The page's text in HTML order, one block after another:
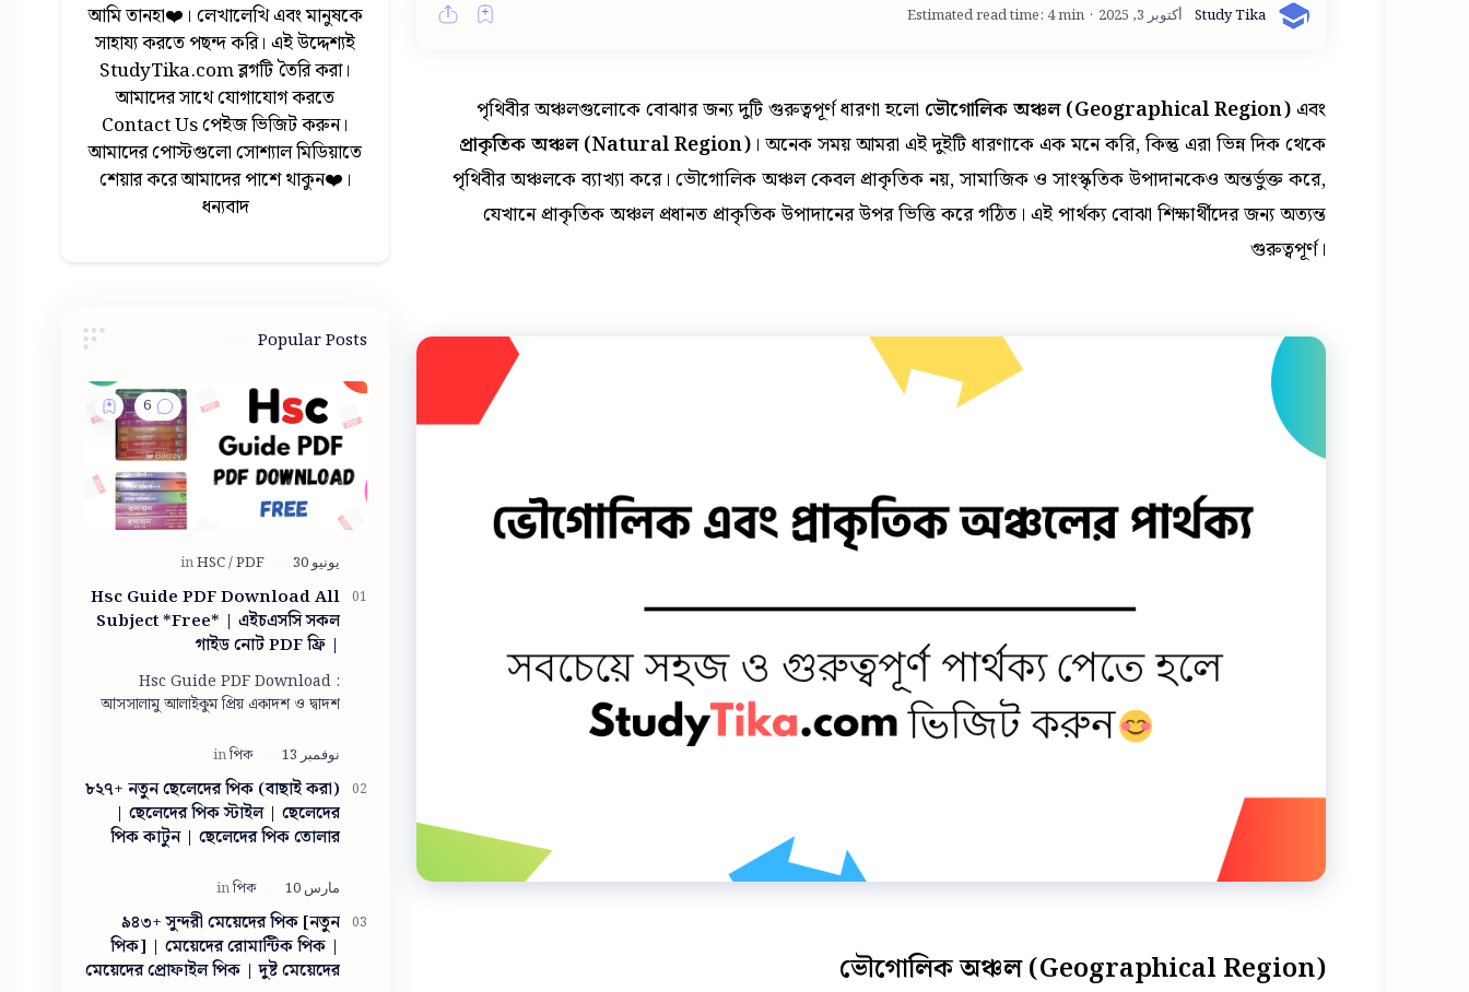
Estimated read time: 4 min
পৃথিবীর অঞ্চলগুলোকে বোঝার জন্য দুটি গুরুত্বপূর্ণ ধারণা হলো ভৌগোলিক অঞ্চল (Geographical Region)এবং
প্রাকৃতিক অঞ্চল (Natural Region) । অনেক সময় আমরা এই দুইটি ধারণাকে এক মনে করি, কিন্তু এরা ভিন্ন দিক থেকে
পৃথিবীর অঞ্চলকে ব্যাখ্যা করে। ভৌগোলিক অঞ্চল কেবল প্রাকৃতিক নয়, সামাজিক ও সাংস্কৃতিক উপাদানকেও অন্তর্ভুক্ত করে,
যেখানে প্রাকৃতিক অঞ্চল প্রধানত প্রাকৃতিক উপাদানের উপর ভিত্তি করে গঠিত। এই পার্থক্য বোঝা শিক্ষার্থীদের জন্য অত্যন্ত
গুরুত্বপূর্ণ।
ভৌগোলিক অঞ্চল (Geographical Region)
আমি তানহা❤️। লেখালেখি এবং মানুষকে
সাহায্য করতে পছন্দ করি। এই উদ্দেশ্যই
StudyTika.com ব্লগটি তৈরি করা।
আমাদের সাথে যোগাযোগ করতে
Contact Us পেইজ ভিজিট করুন।
আমাদের পোস্টগুলো সোশ্যাল মিডিয়াতে
শেয়ার করে আমাদের পাশে থাকুন❤️।
ধন্যবাদ
Popular Posts
Hsc Guide PDF Download All
Subject *Free* | এইচএসসি সকল
গাইড নোট PDF ফ্রি |
Panjeree/lecture guide for
class 11-12 pdf download
Hsc Guide PDF Download :
আসসালামু আলাইকুম প্রিয় একাদশ ও দ্বাদশ
তোমাদের দোয়ায় অনেক অনেক ভালো আছি।
তো একাদশ ও দ…
৮২৭+ নতুন ছেলেদের পিক (বাছাই করা)
| ছেলেদের পিক স্টাইল | ছেলেদের
পিক কাটুন | ছেলেদের পিক তোলার
| ছেলেদের পিক তোলার স্টাইল
৯৪৩+ সুন্দরী মেয়েদের পিক [নতুন
পিক] | মেয়েদের রোমান্টিক পিক |
মেয়েদের প্রোফাইল পিক | দুষ্ট মেয়েদের